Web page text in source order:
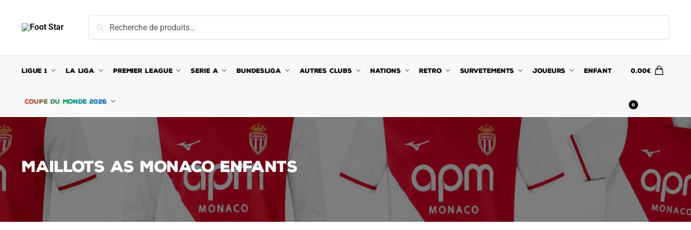
navigation
content
pour :
Recherche
LIGUE 1 LA LIGA PREMIER LEAGUE SERIE A BUNDESLIGA AUTRES CLUBS NATIONS RETRO SURVETEMENTS JOUEURS ENFANT
COUPE DU MONDE 2026
0.00€
0
MAILLOTS AS MONACO ENFANTS